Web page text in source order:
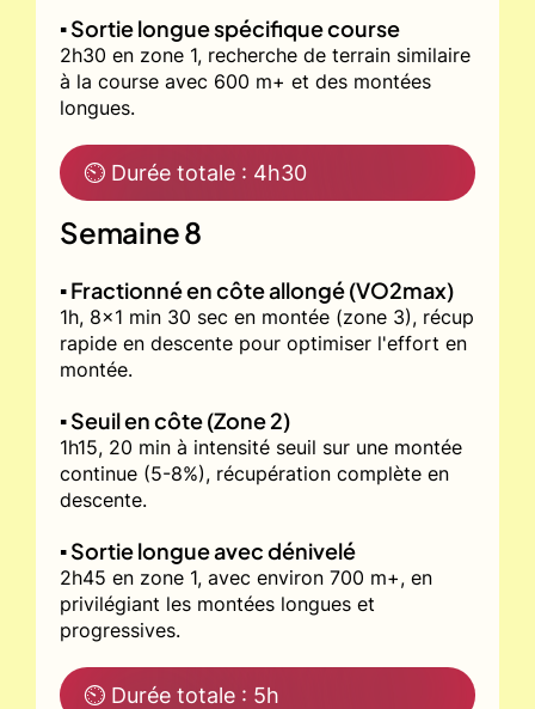
▪️ Sortie longue spécifique course
2h30 en zone 1, recherche de terrain similaire
à la course avec 600 m+ et des montées
longues.
⏲ Durée totale : 4h30
Semaine 8
▪️ Fractionné en côte allongé (VO2max)
1h, 8x1 min 30 sec en montée (zone 3), récup
rapide en descente pour optimiser l'effort en
montée.
▪️ Seuil en côte (Zone 2)
1h15, 20 min à intensité seuil sur une montée
continue (5-8%), récupération complète en
descente.
▪️ Sortie longue avec dénivelé
2h45 en zone 1, avec environ 700 m+, en
privilégiant les montées longues et
progressives.
⏲ Durée totale : 5h